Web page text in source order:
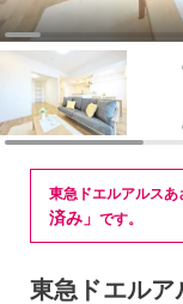
東急ドエルアルス
済み」 です。
東急ドエル